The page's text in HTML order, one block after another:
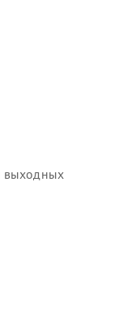
выходных